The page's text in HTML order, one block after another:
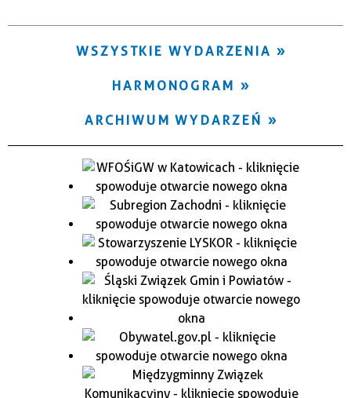
WSZYSTKIE WYDARZENIA
HARMONOGRAM
ARCHIWUM WYDARZEŃ